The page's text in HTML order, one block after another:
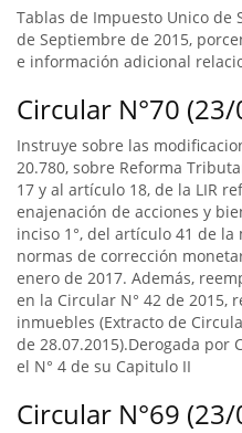
Tablas de Impuesto Unico de
de Septiembre de 2015,
e información adicional
Circular N°70
Instruye sobre las
20.780, sobre Reforma
17 y al artículo 18, de la LIR
enajenación de acciones y
inciso 1°, del artículo 41 de
normas de corrección
enero de 2017. Además,
en la Circular N° 42 de 2015,
inmuebles (Extracto de
de 28.07.2015).Derogada por
el N° 4 de su Capitulo II
Circular N°69